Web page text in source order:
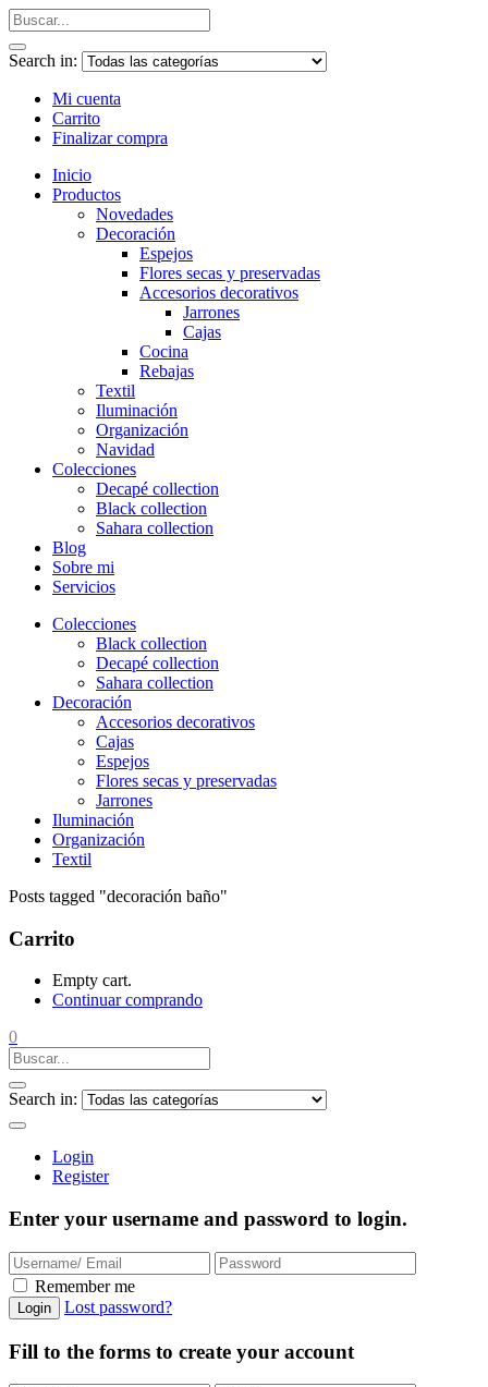
Search in:
Mi cuenta
Carrito
Finalizar compra
Inicio
Productos
Novedades
Decoración
Espejos
Flores secas y preservadas
Accesorios decorativos
Jarrones
Cajas
Cocina
Rebajas
Textil
Iluminación
Organización
Navidad
Colecciones
Decapé collection
Black collection
Sahara collection
Blog
Sobre mi
Servicios
Colecciones
Black collection
Decapé collection
Sahara collection
Decoración
Accesorios decorativos
Cajas
Espejos
Flores secas y preservadas
Jarrones
Iluminación
Organización
Textil
Posts tagged "decoración baño"
Carrito
Empty cart.
Continuar comprando
0
Search in:
Login
Register
Enter your username and password to login.
Remember me
Login Lost password?
Fill to the forms to create your account